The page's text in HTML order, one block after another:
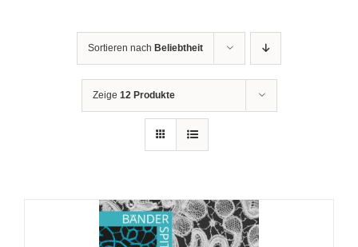
Sortieren nach Beliebtheit
Zeige 12 Produkte